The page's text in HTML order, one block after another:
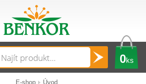
0ks
E-shop Úvod